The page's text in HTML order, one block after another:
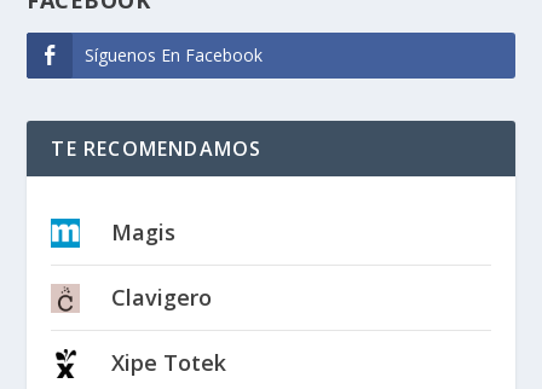
Síguenos En Facebook
TE RECOMENDAMOS
Magis
Clavigero
Xipe Totek